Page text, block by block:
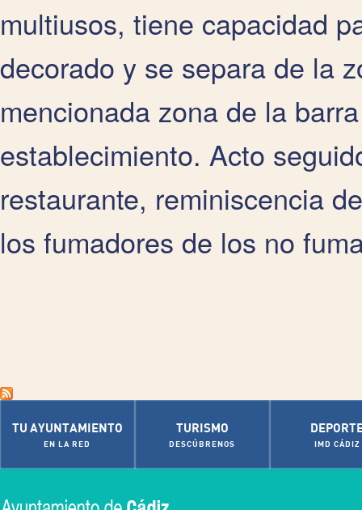
multiusos, tiene capacidad
decorado y se separa de la
mencionada zona de la
establecimiento. Acto
restaurante, reminiscencia
los fumadores de los no
TU AYUNTAMIENTO
EN LA RED
TURISMO
DESCÚBRENOS IMD CÁDIZ